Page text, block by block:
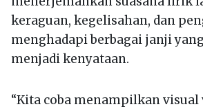
keraguan, kegelisahan, dan
menghadapi berbagai janji
menjadi kenyataan.
“Kita coba menampilkan visual